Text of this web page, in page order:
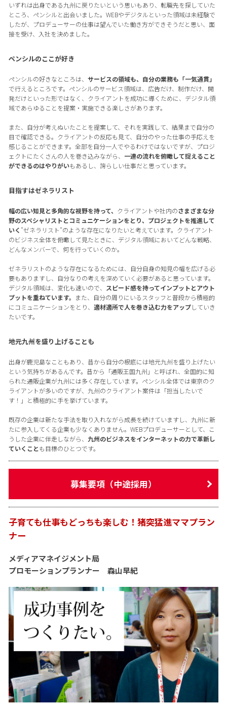
いずれは出身である九州に戻りたいという思いもあり、転職先を探していた
ところ、ペンシルと出会いました。WEBやデジタルといった領域は未経験で
したが、プロデューサーの仕事は望んでいた働き方ができそうだと思い、面
接を受け、入社を決めました。
ペンシルのここが好き
ペンシルの好きなところは、 サービスの領域も、自分の業務も「一気通貫」
で行えるところです。ペンシルのサービス領域は、広告だけ、制作だけ、開
発だけといった形ではなく、クライアントを成功に導くために、デジタル領
域であらゆることを提案・実施できる楽しさがあります。
また、自分が考えぬいたことを提案して、それを実践して、結果まで自分の
目で確認できる。クライアントの反応も見て、自分のやった仕事の手応えを
感じることができます。全部を自分一人でやるわけではないですが、プロジ
ェクトにたくさんの人を巻き込みながら、 一連の流れを俯瞰して捉えること
ができるのはやりがいもあるし、誇らしい仕事だと思っています。
目指すはゼネラリスト
幅の広い知見と多角的な視野を持って、 クライアントや社内のさまざまな分
野のスペシャリストとコミュニケーションをとり、プロジェクトを推進して
いく "ゼネラリスト"のような存在になりたいと考えています。クライアント
のビジネス全体を俯瞰して見たときに、デジタル領域においてどんな戦略、
どんなメンバーで、何を行っていくのか。
ゼネラリストのような存在になるためには、自分自身の知見の幅を広げる必
要もありますし、自分なりの考えを深めていく必要があると思っています。
デジタル領域は、変化も速いので、
スピード感を持ってインプットとアウト
プットを重ねています。 また、自分の周りにいるスタッフと普段から積極的
にコミュニケーションをとり、 適材適所で人を巻き込む力をアップしていき
たいです。
地元九州を盛り上げることも
出身が鹿児島なこともあり、昔から自分の根底には地元九州を盛り上げたい
という気持ちがあるんです。昔から「通販王国九州」と呼ばれ、全国的に知
られた通販企業が九州には多く存在しています。ペンシル全体では東京のク
ライアントが多いのですが、九州のクライアント案件は「担当したいで
す！」と積極的に手を挙げています。
既存の企業は新たな手法を取り入れながら成長を続けていますし、九州に新
たに参入してくる企業も少なくありません。WEBプロデューサーとして、こ
うした企業に伴走しながら、 九州のビジネスをインターネットの力で革新し
ていくことも目標のひとつです。
募集要項（中途採用）
子育ても仕事もどっちも楽しむ！猪突猛進ママプラン
ナー
メディアマネイジメント局
プロモーションプランナー 森山早紀